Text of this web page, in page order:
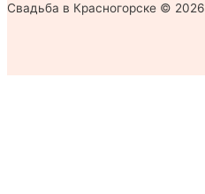
Свадьба в Красногорске © 2026